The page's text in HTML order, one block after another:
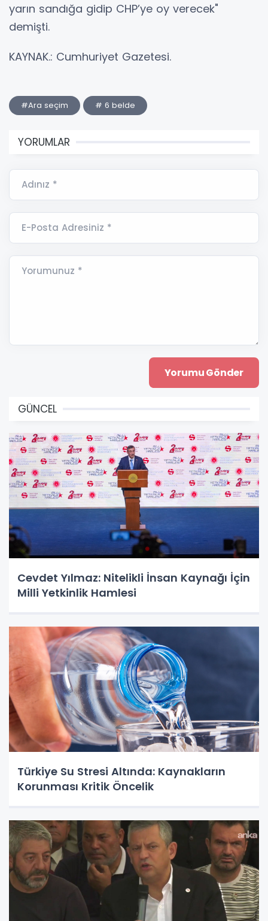
yarın sandığa gidip CHP’ye oy verecek"
demişti.
KAYNAK.: Cumhuriyet Gazetesi.
#Ara seçim # 6 belde
YORUMLAR
Adınız *
E-Posta Adresiniz *
Yorumunuz *
GÜNCEL
Cevdet Yılmaz: Nitelikli İnsan Kaynağı İçin
Milli Yetkinlik Hamlesi
Türkiye Su Stresi Altında: Kaynakların
Korunması Kritik Öncelik